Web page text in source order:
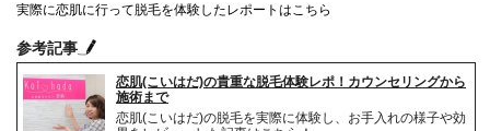
実際に恋肌に行って脱毛を体験したレポートはこちら
参考記事
恋肌(こいはだ)の貴重な脱毛体験レポ！カウンセリングから
施術まで
恋肌(こいはだ)の脱毛を実際に体験し、お手入れの様子や効